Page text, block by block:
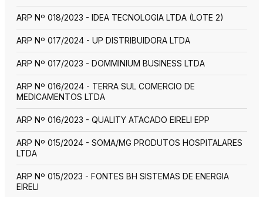
ARP Nº 018/2023 - IDEA TECNOLOGIA LTDA (LOTE 2)
ARP Nº 017/2024 - UP DISTRIBUIDORA LTDA
ARP Nº 017/2023 - DOMMINIUM BUSINESS LTDA
ARP Nº 016/2024 - TERRA SUL COMERCIO DE
MEDICAMENTOS LTDA
ARP Nº 016/2023 - QUALITY ATACADO EIRELI EPP
ARP Nº 015/2024 - SOMA/MG PRODUTOS HOSPITALARES
LTDA
ARP Nº 015/2023 - FONTES BH SISTEMAS DE ENERGIA
EIRELI